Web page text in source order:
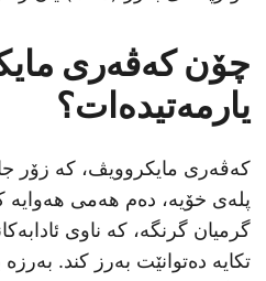
چۆن کەڤەری
یارمەتیدەات؟
پلەی خۆیە، دەم هەمی هەوایە
گرمیان گرنگە، کە ناوی
تکایە دەتوانێت بەرز کند.